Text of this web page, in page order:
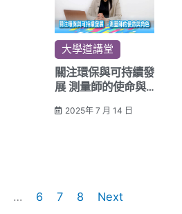
大學道講堂
關注環保與可持續發
展 測量師的使命與
2025年 7 月 14 日
… 6 7 8 Next